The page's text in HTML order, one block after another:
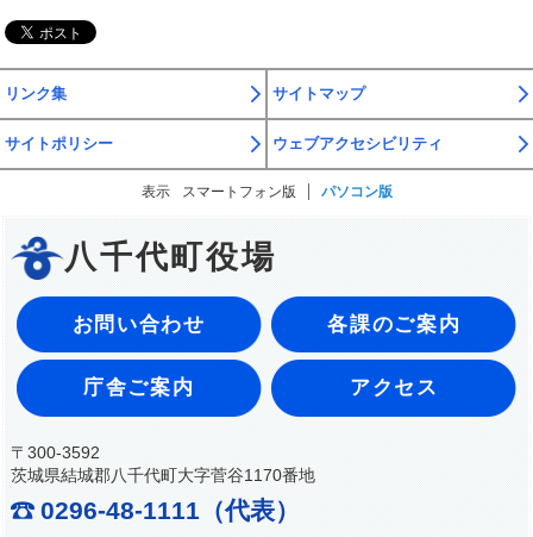
リンク集 サイトマップ
サイトポリシー ウェブアクセシビリティ
表示 スマートフォン版 パソコン版
八千代町役場
お問い合わせ 各課のご案内
庁舎ご案内 アクセス
〒300-3592
茨城県結城郡八千代町大字菅谷1170番地
0296-48-1111（代表）